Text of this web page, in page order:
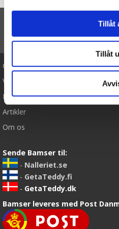
Tillåt
Tillåt
TIL
Cookies
Varemærker
Købsvilkår
Artikler
Om os
Sende Bamser til:
- Nalleriet.se
- GetaTeddy.fi
- GetaTeddy.dk
Bamser leveres med Post